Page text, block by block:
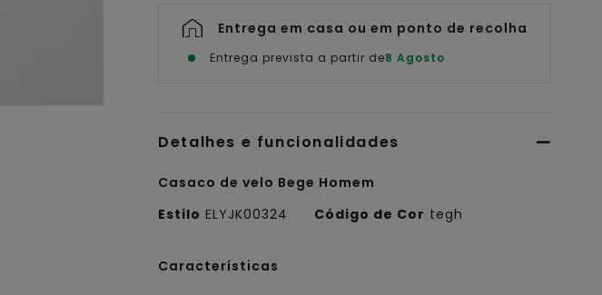
Entrega em casa ou em ponto de recolha
Entrega prevista a partir de8 Agosto
Detalhes e funcionalidades
Casaco de velo Bege Homem
Estilo ELYJK00324 Código de Cor tegh
Características